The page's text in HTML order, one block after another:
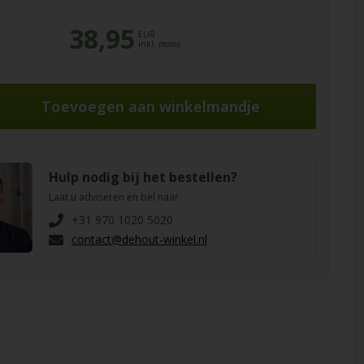
38,95 EUR
inkl. moms
Hulp nodig bij het bestellen?
Laat u adviseren en bel naar
+31 970 1020 5020
contact@dehout-winkel.nl